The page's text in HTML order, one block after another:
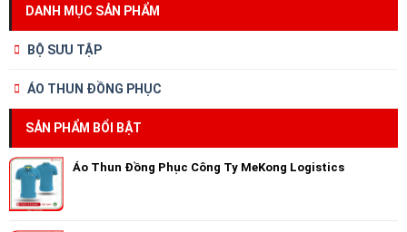
DANH MỤC SẢN PHẨM
BỘ SƯU TẬP
ÁO THUN ĐỒNG PHỤC
SẢN PHẨM BỔI BẬT
Áo Thun Đồng Phục Công Ty MeKong Logistics